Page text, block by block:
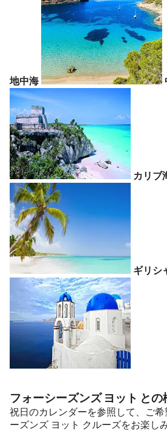
地中海
カリブ
ギリシ
フォーシーズンズ ヨット との
祝日のカレンダーを参照して、ご
ーズンズ ヨット クルーズをお楽し